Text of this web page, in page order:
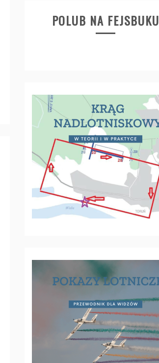
POLUB NA FEJSBUKU